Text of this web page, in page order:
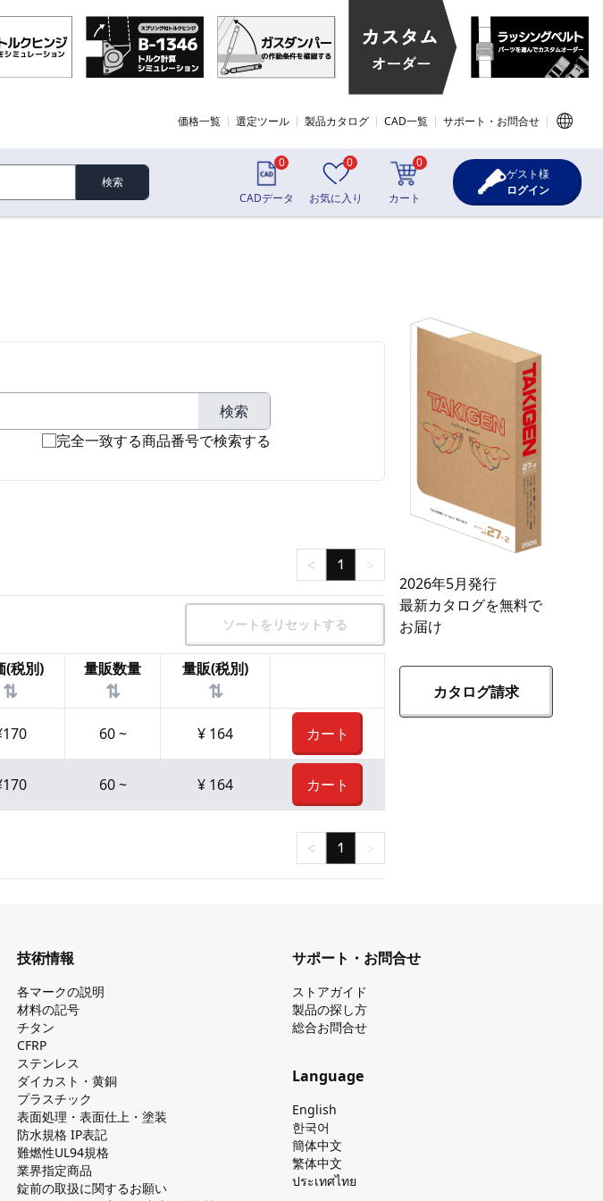
価格一覧 選定ツール 製品カタログ CAD一覧 サポート・お問合せ
検索
0
CADデータ
0
お気に入り
0
カート
ゲスト様
ログイン
検索
完全一致する商品番号で検索する
< 1 >
ソートをリセットする
(税別)
⇅
量販数量
⇅
量販(税別)
⇅
170 60~ ¥ 164 カート
170 60~ ¥ 164 カート
< 1 >
2026年5月発行
最新カタログを無料で
お届け
カタログ請求
技術情報
各マークの説明
材料の記号
チタン
CFRP
ステンレス
ダイカスト・⻩銅
プラスチック
表面処理・表面仕上・塗装
防⽔規格 IP表記
難燃性UL94規格
業界指定商品
錠前の取扱に関するお願い
サポート・お問合せ
ストアガイド
製品の探し⽅
総合お問合せ
Language
English
한국어
簡体中文
繁体中文
ประเทศไทย